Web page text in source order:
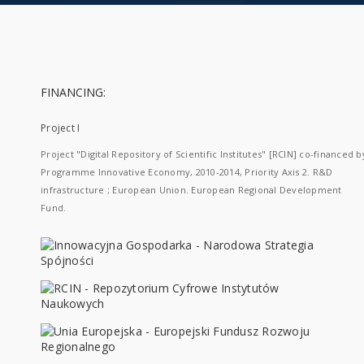
FINANCING:
Project I
Project "Digital Repository of Scientific Institutes" [RCIN] co-financed
Programme Innovative Economy, 2010-2014, Priority Axis 2. R&D
infrastructure ; European Union. European Regional Development
Fund.